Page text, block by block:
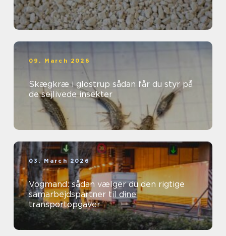
09. March 2026
Skægkræ i glostrup sådan får du styr på
de sejlivede insekter
03. March 2026
Vogmand: sådan vælger du den rigtige
samarbejdspartner til dine
transportopgaver